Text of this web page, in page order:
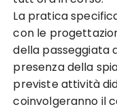
La pratica
con le
della passeggiata
presenza della
previste attività
coinvolgeranno il